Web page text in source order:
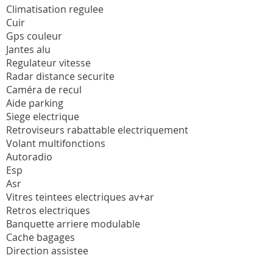
Climatisation regulee
Cuir
Gps couleur
Jantes alu
Regulateur vitesse
Radar distance securite
Caméra de recul
Aide parking
Siege electrique
Retroviseurs rabattable electriquement
Volant multifonctions
Autoradio
Esp
Asr
Vitres teintees electriques av+ar
Retros electriques
Banquette arriere modulable
Cache bagages
Direction assistee